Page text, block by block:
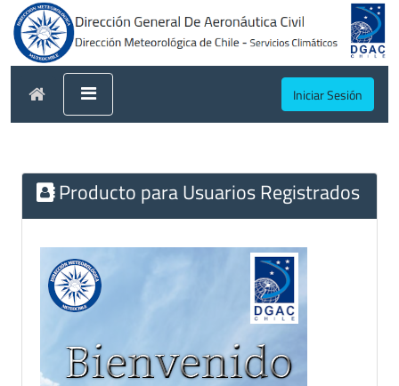
Iniciar Sesión
Producto para Usuarios Registrados